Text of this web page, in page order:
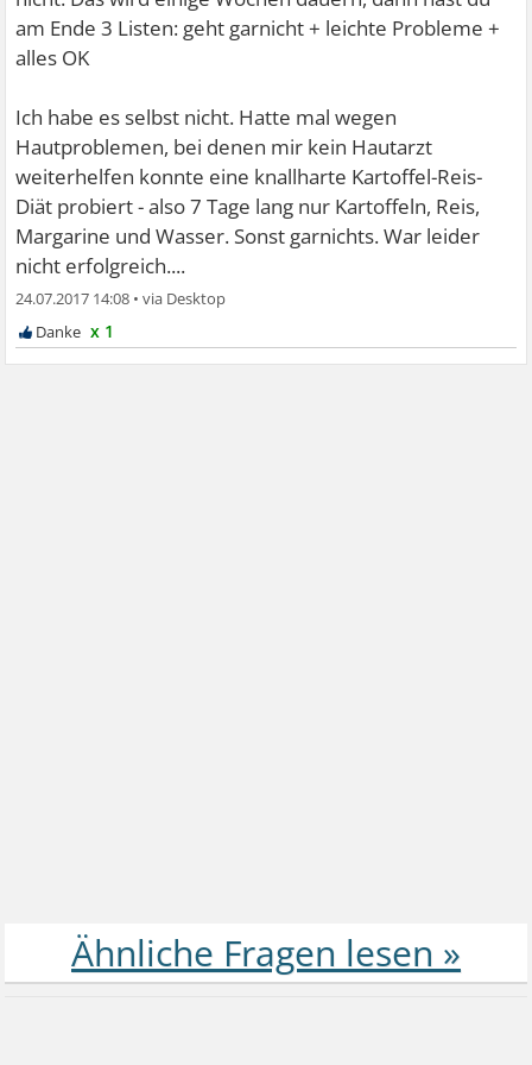
am Ende 3 Listen: geht garnicht + leichte Probleme +
alles OK
Ich habe es selbst nicht. Hatte mal wegen
Hautproblemen, bei denen mir kein Hautarzt
weiterhelfen konnte eine knallharte Kartoffel-Reis-
Diät probiert - also 7 Tage lang nur Kartoffeln, Reis,
Margarine und Wasser. Sonst garnichts. War leider
nicht erfolgreich....
24.07.2017 14:08 •
x 1